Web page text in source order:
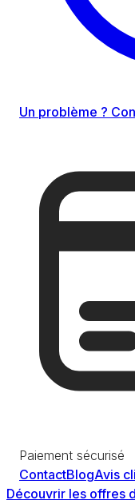
Un problème ?
Paiement sécurisé
ContactBlogAvis
Découvrir les offres